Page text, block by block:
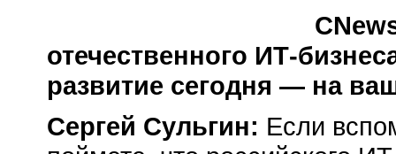
отечественного ИТ-
развитие сегодня — на
Сергей Сульгин: Если